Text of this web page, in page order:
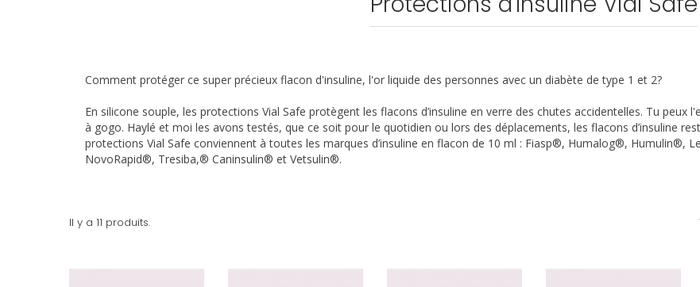
Comment protéger ce super précieux flacon d'insuline, l'or liquide des personnes avec un diabète de type 1 et 2?
En silicone souple, les protections Vial Safe protègent les flacons d’insuline en verre des chutes accidentelles. Tu
à gogo. Haylé et moi les avons testés, que ce soit pour le quotidien ou lors des déplacements, les flacons d’insuline
protections Vial Safe conviennent à toutes les marques d’insuline en flacon de 10 ml : Fiasp®, Humalog®,
NovoRapid®, Tresiba,® Caninsulin® et Vetsulin®.
Il y a 11 produits.